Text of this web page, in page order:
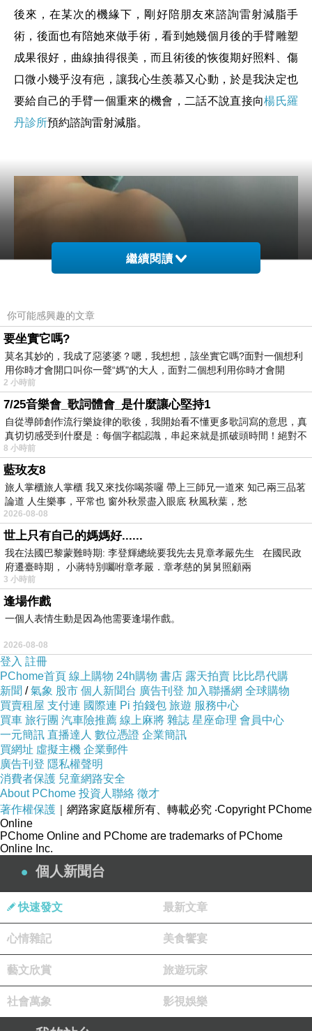
後來，在某次的機緣下，剛好陪朋友來諮詢雷射減脂手
術，後面也有陪她來做手術，看到她幾個月後的手臂雕塑
成果很好，曲線抽得很美，而且術後的恢復期好照料、傷
口微小幾乎沒有疤，讓我心生羨慕又心動，於是我決定也
要給自己的手臂一個重來的機會，二話不說直接向楊氏羅
丹診所預約諮詢雷射減脂。
▲術前追求更纖細的手臂
▲術後雕塑窈窕曲線
繼續閱讀
你可能感興趣的文章
要坐實它嗎?
莫名其妙的，我成了惡婆婆？嗯，我想想，該坐實它嗎?面對一個想利
用你時才會開口叫你一聲“媽"的大人，面對二個想利用你時才會開
2 小時前
7/25音樂會_歌詞體會_是什麼讓心堅持1
自從導師創作流行樂旋律的歌後，我開始看不懂更多歌詞寫的意思，真
真切切感受到什麼是：每個字都認識，串起來就是抓破頭時間！絕對不
8 小時前
藍玫友8
旅人掌櫃旅人掌櫃 我又來找你喝茶囉 帶上三師兄一道來 知己兩三品茗
論道 人生樂事，平常也 窗外秋景盡入眼底 秋風秋葉，愁
2026-08-08
世上只有自己的媽媽好......
我在法國巴黎蒙難時期: 李登輝總統要我先去見章孝嚴先生 在國民政
府遷臺時期， 小蔣特別囑咐章孝嚴．章孝慈的舅舅照顧兩
3 小時前
逢場作戲
一個人表情生動是因為他需要逢場作戲。
2026-08-08
登入 註冊
PChome首頁 線上購物 24h購物 書店 露天拍賣 比比昂代購
新聞 /氣象 股市 個人新聞台 廣告刊登 加入聯播網 全球購物
買賣租屋 支付連 國際連 Pi 拍錢包 旅遊 服務中心
買車 旅行團 汽車險推薦 線上麻將 雜誌 星座命理 會員中心
一元簡訊 直播達人 數位憑證 企業簡訊
買網址 虛擬主機 企業郵件
廣告刊登 隱私權聲明
消費者保護 兒童網路安全
About PChome 投資人聯絡 徵才
著作權保護 ｜網路家庭版權所有、轉載必究 ‧Copyright PChome
Online
PChome Online and PChome are trademarks of PChome
Online Inc.
個人新聞台
快速發文 最新文章
心情雜記 美食饗宴
藝文欣賞 旅遊玩家
社會萬象 影視娛樂